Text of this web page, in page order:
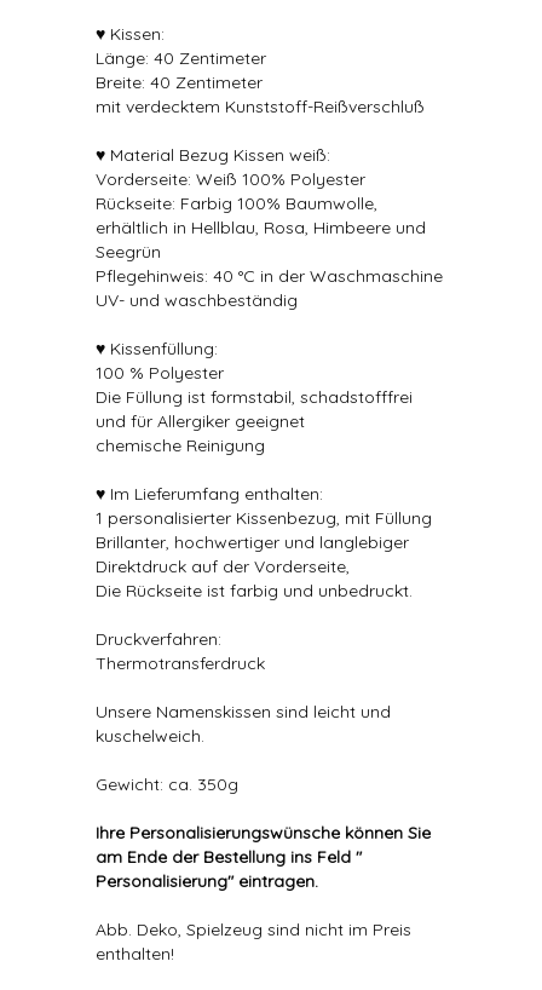
♥ Kissen:
Länge: 40 Zentimeter
Breite: 40 Zentimeter
mit verdecktem Kunststoff-Reißverschluß
♥ Material Bezug Kissen weiß:
Vorderseite: Weiß 100% Polyester
Rückseite: Farbig 100% Baumwolle,
erhältlich in Hellblau, Rosa, Himbeere und
Seegrün
Pflegehinweis: 40 °C in der Waschmaschine
UV- und waschbeständig
♥ Kissenfüllung:
100 % Polyester
Die Füllung ist formstabil, schadstofffrei
und für Allergiker geeignet
chemische Reinigung
♥ Im Lieferumfang enthalten:
1 personalisierter Kissenbezug, mit Füllung
Brillanter, hochwertiger und langlebiger
Direktdruck auf der Vorderseite,
Die Rückseite ist farbig und unbedruckt.
Druckverfahren:
Thermotransferdruck
Unsere Namenskissen sind leicht und
kuschelweich.
Gewicht: ca. 350g
Ihre Personalisierungswünsche können Sie
am Ende der Bestellung ins Feld "
Personalisierung" eintragen.
Abb. Deko, Spielzeug sind nicht im Preis
enthalten!